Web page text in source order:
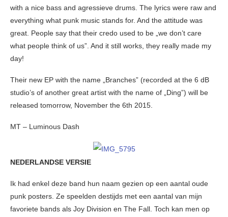
with a nice bass and agressieve drums. The lyrics were raw and
everything what punk music stands for. And the attitude was
great. People say that their credo used to be „we don’t care
what people think of us”. And it still works, they really made my
day!
Their new EP with the name „Branches” (recorded at the 6 dB
studio’s of another great artist with the name of „Ding”) will be
released tomorrow, November the 6th 2015.
MT – Luminous Dash
NEDERLANDSE VERSIE
Ik had enkel deze band hun naam gezien op een aantal oude
punk posters. Ze speelden destijds met een aantal van mijn
favoriete bands als Joy Division en The Fall. Toch kan men op